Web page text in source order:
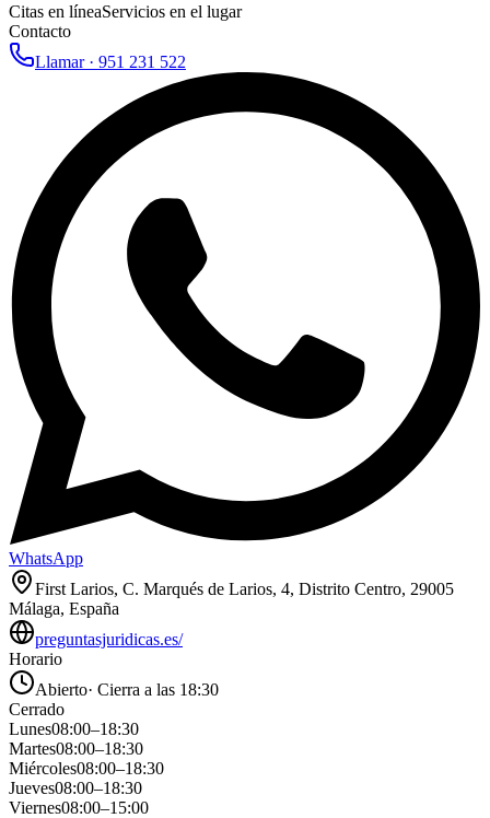
Citas en líneaServicios en el lugar
Contacto
Llamar · 951 231 522
WhatsApp
First Larios, C. Marqués de Larios, 4, Distrito Centro, 29005
Málaga, España
preguntasjuridicas.es/
Horario
Abierto· Cierra a las 18:30
Cerrado
Lunes08:00–18:30
Martes08:00–18:30
Miércoles08:00–18:30
Jueves08:00–18:30
Viernes08:00–15:00